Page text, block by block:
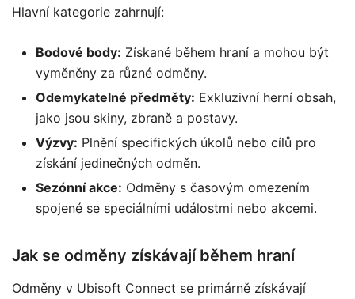
Hlavní kategorie zahrnují:
Bodové body: Získané během hraní a mohou být
vyměněny za různé odměny.
Odemykatelné předměty: Exkluzivní herní obsah,
jako jsou skiny, zbraně a postavy.
Výzvy: Plnění specifických úkolů nebo cílů pro
získání jedinečných odměn.
Sezónní akce: Odměny s časovým omezením
spojené se speciálními událostmi nebo akcemi.
Jak se odměny získávají během hraní
Odměny v Ubisoft Connect se primárně získávají